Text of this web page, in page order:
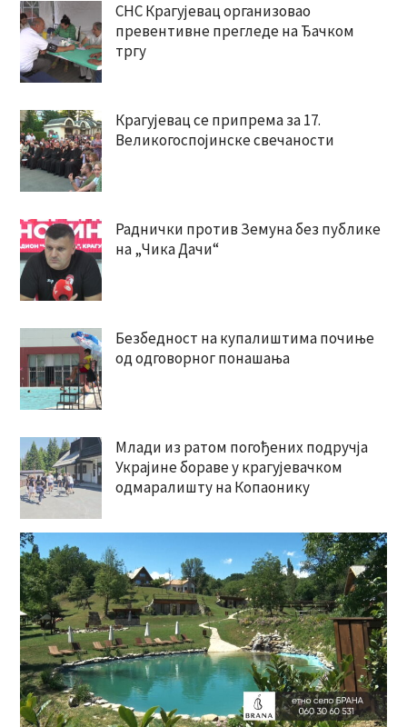
СНС Крагујевац организовао
превентивне прегледе на Ђачком
тргу
Крагујевац се припрема за 17.
Великогоспојинске свечаности
Раднички против Земуна без публике
на „Чика Дачи“
Безбедност на купалиштима почиње
од одговорног понашања
Млади из ратом погођених подручја
Украјине бораве у крагујевачком
одмаралишту на Копаонику